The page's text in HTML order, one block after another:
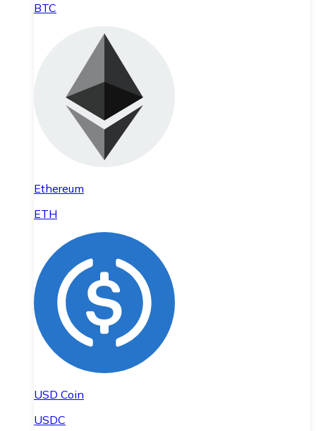
BTC
Ethereum
ETH
USD Coin
USDC